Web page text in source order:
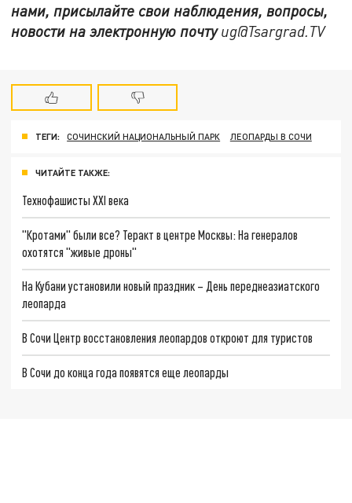
нами, присылайте свои наблюдения, вопросы,
новости на электронную почтуug@Tsargrad.TV
ТЕГИ: СОЧИНСКИЙ НАЦИОНАЛЬНЫЙ ПАРК ЛЕОПАРДЫ В СОЧИ
ЧИТАЙТЕ ТАКЖЕ:
Технофашисты XXI века
"Кротами" были все? Теракт в центре Москвы: На генералов
охотятся "живые дроны"
На Кубани установили новый праздник – День переднеазиатского
леопарда
В Сочи Центр восстановления леопардов откроют для туристов
В Сочи до конца года появятся еще леопарды